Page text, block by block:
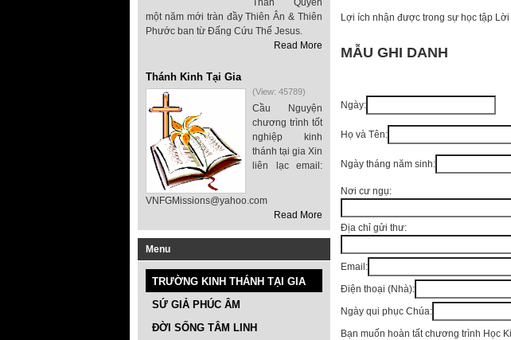
Thân Quyến
một năm mới tràn đầy Thiên Ân & Thiên
Phước ban từ Đấng Cứu Thế Jesus.
Read More
Thánh Kinh Tại Gia
(View: 45789)
Cầu Nguyện
chương trình tốt
nghiệp kinh
thánh tại gia Xin
liên lạc email:
VNFGMissions@yahoo.com
Read More
Menu
TRƯỜNG KINH THÁNH TẠI GIA
SỨ GIẢ PHÚC ÂM
ĐỜI SỐNG TÂM LINH
Lợi ích nhận được trong sự học tập
MẪU GHI DANH
Ngày:
Họ và Tên:
Ngày tháng năm sinh:
Nơi cư ngụ:
Địa chỉ gửi thư:
Email:
Điện thoại (Nhà):
Ngày qui phục Chúa:
Bạn muốn hoàn tất chương trình Học